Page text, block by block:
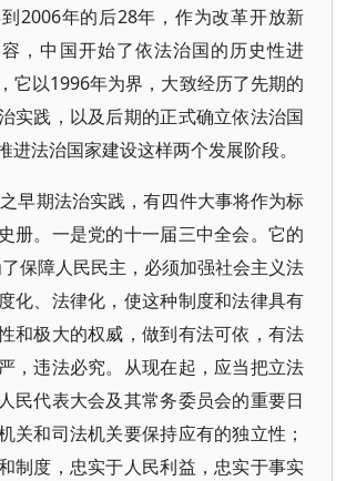
2006年的后28年，作为改革开放新
，中国开始了依法治国的历史性进
它以1996年为界，大致经历了先期的
实践，以及后期的正式确立依法治国
进法治国家建设这样两个发展阶段。
早期法治实践，有四件大事将作为标
册。一是党的十一届三中全会。它的
保障人民民主，必须加强社会主义法
化、法律化，使这种制度和法律具有
和极大的权威，做到有法可依，有法
，违法必究。从现在起，应当把立法
民代表大会及其常务委员会的重要日
关和司法机关要保持应有的独立性；
制度，忠实于人民利益，忠实于事实